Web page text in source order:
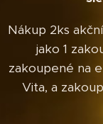
Nákup 2ks
jako 1
zakoupené na
Vita, a